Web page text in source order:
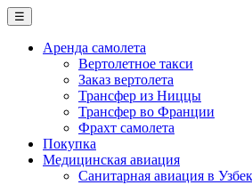
☰
Аренда самолета
Вертолетное такси
Заказ вертолета
Трансфер из Ниццы
Трансфер во Франции
Фрахт самолета
Покупка
Медицинская авиация
Санитарная авиация в